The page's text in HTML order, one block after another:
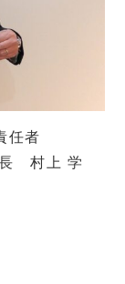
任者
長 村上 学